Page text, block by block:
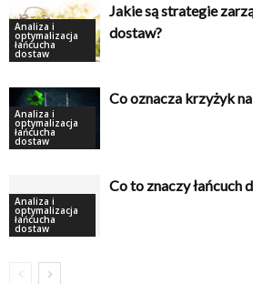
Analiza i
optymalizacja
łańcucha
dostaw
Jakie są strategie
dostaw?
Analiza i
optymalizacja
łańcucha
dostaw
Co oznacza krzyżyk
Analiza i
optymalizacja
łańcucha
dostaw
Co to znaczy łańcuch